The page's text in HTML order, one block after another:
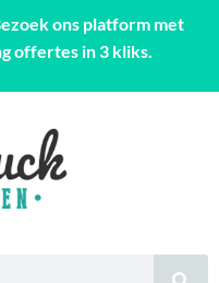
ons platform met
offertes in 3 kliks.